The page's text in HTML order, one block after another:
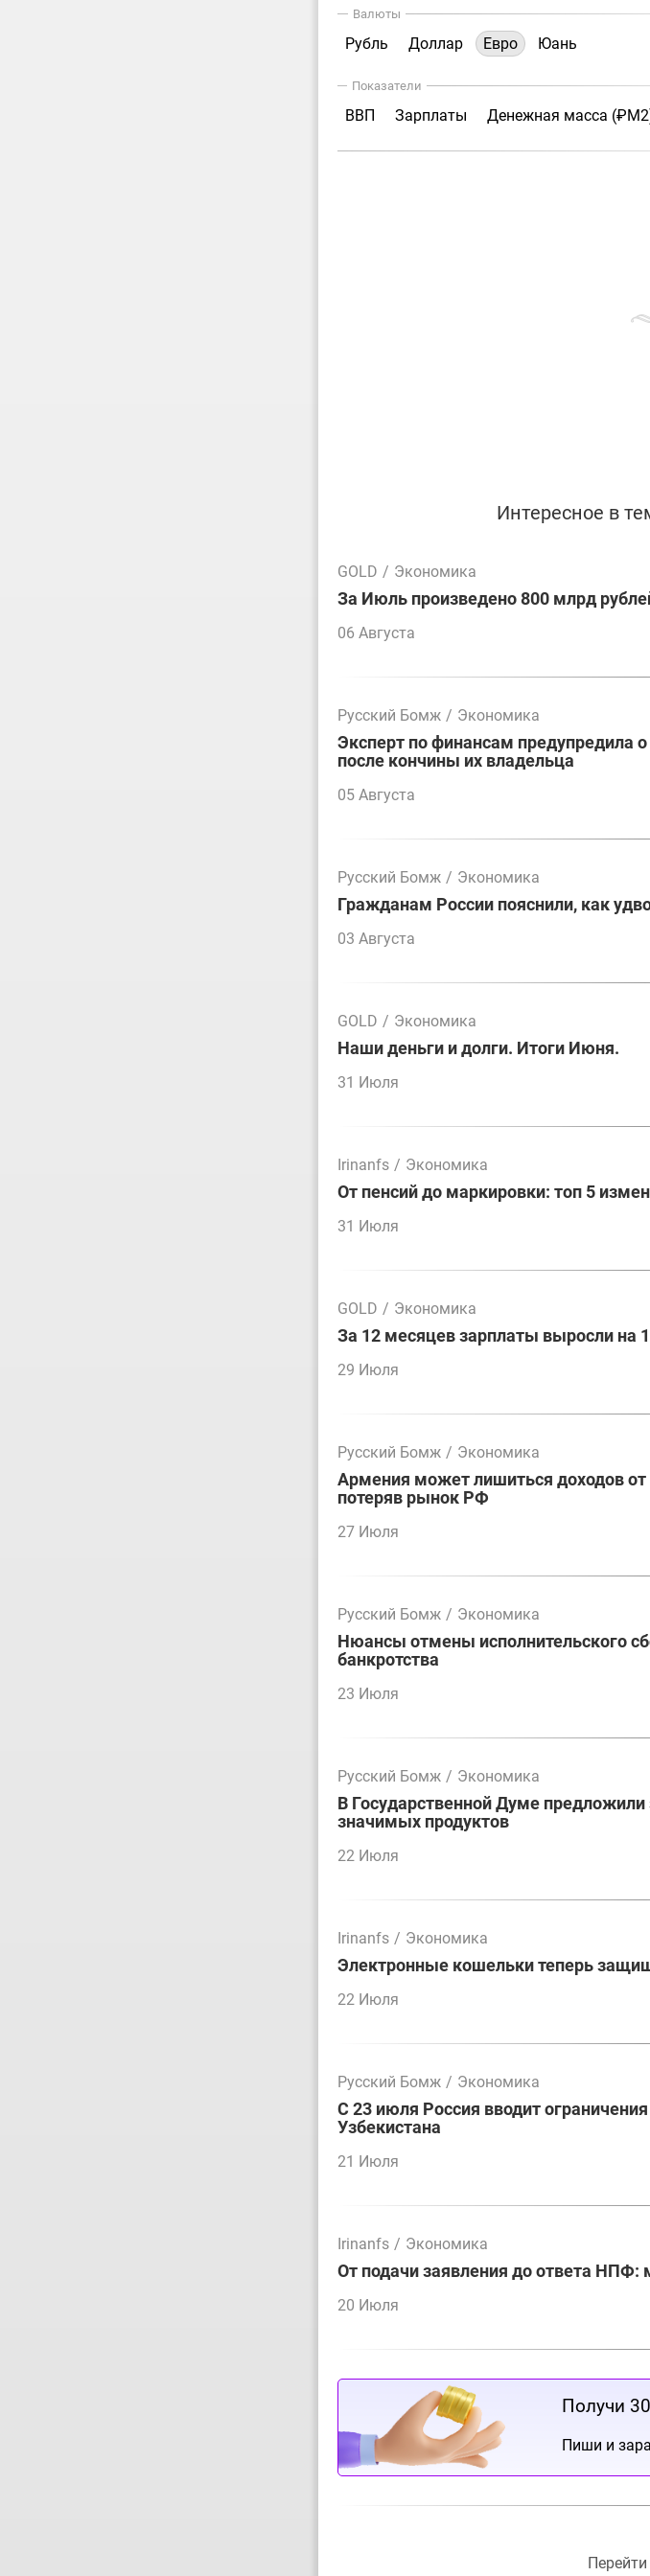
Валюты
Рубль Доллар Евро Юань
Показатели
ВВП Зарплаты Денежная масса
Интересное в
GOLD / Экономика
За Июль произведено 800 млрд
06 Августа
Русский Бомж / Экономика
Эксперт по финансам предупредила
после кончины их владельца
05 Августа
Русский Бомж / Экономика
Гражданам России пояснили, как
03 Августа
GOLD / Экономика
Наши деньги и долги. Итоги Июня.
31 Июля
Irinanfs / Экономика
От пенсий до маркировки: топ 5
31 Июля
GOLD / Экономика
За 12 месяцев зарплаты выросли на
29 Июля
Русский Бомж / Экономика
Армения может лишиться доходов от
потеряв рынок РФ
27 Июля
Русский Бомж / Экономика
Нюансы отмены исполнительского
банкротства
23 Июля
Русский Бомж / Экономика
В Государственной Думе
значимых продуктов
22 Июля
Irinanfs / Экономика
Электронные кошельки теперь
22 Июля
Русский Бомж / Экономика
С 23 июля Россия вводит
Узбекистана
21 Июля
Irinanfs / Экономика
От подачи заявления до ответа НПФ:
20 Июля
Получи
Пиши и